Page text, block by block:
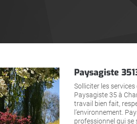
Paysagiste
Solliciter les
Paysagiste 35 à
travail bien fait,
l’environnement.
professionnel qui se